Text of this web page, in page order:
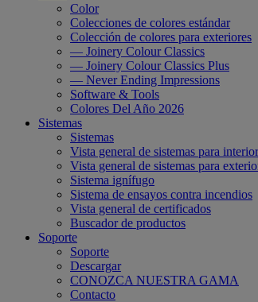
Color
Colecciones de colores estándar
Colección de colores para exteriores
— Joinery Colour Classics
— Joinery Colour Classics Plus
— Never Ending Impressions
Software & Tools
Colores Del Año 2026
Sistemas
Sistemas
Vista general de sistemas para
Vista general de sistemas para
Sistema ignífugo
Sistema de ensayos contra incendios
Vista general de certificados
Buscador de productos
Soporte
Soporte
Descargar
CONOZCA NUESTRA GAMA
Contacto